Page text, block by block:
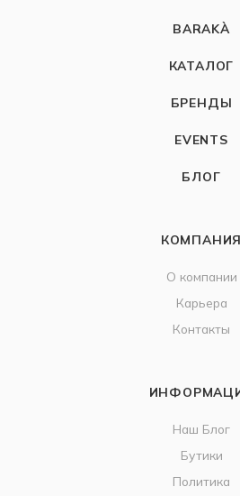
BARAKÀ
КАТАЛОГ
БРЕНДЫ
EVENTS
БЛОГ
КОМПАНИЯ
О компании
Карьера
Контакты
Наш Блог
Бутики
Политика